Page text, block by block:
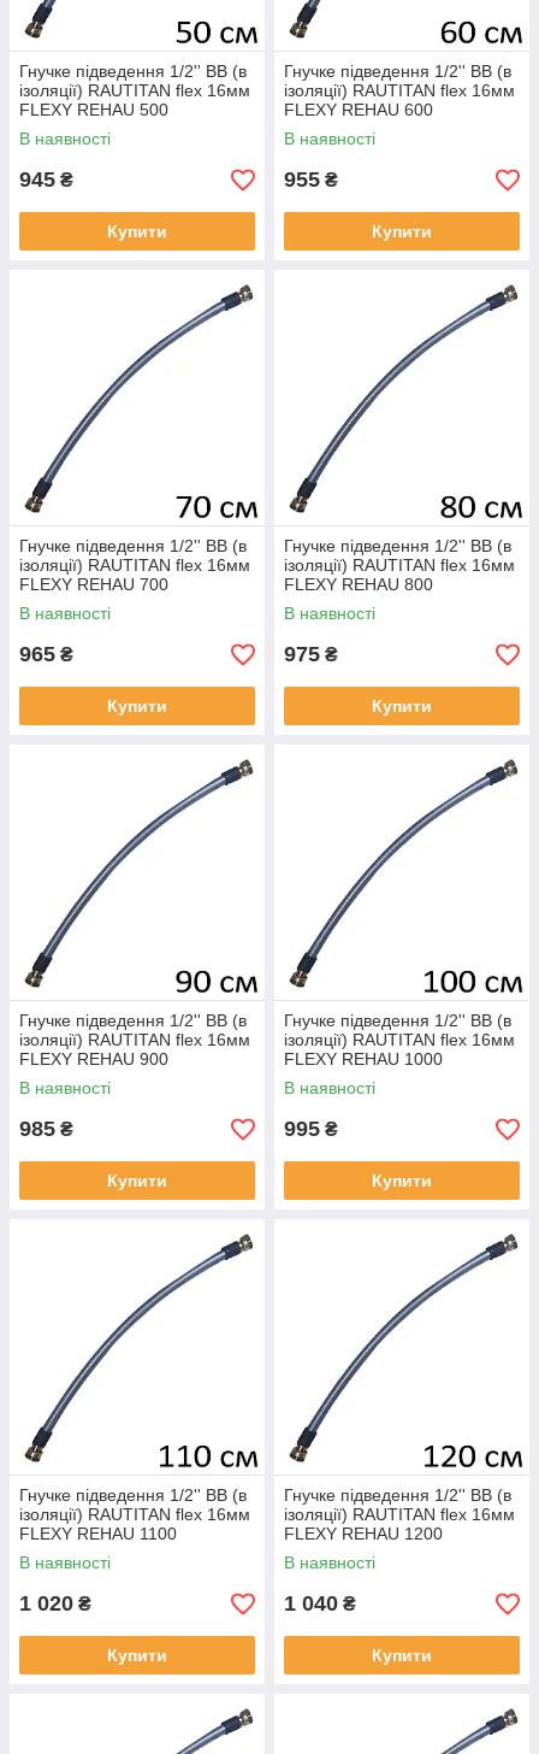
Гнучке підведення 1/2'' ВВ (в
ізоляції) RAUTITAN flex 16мм
FLEXY REHAU 500
В наявності
945 ₴
Купити
Гнучке підведення 1/2'' ВВ (в
ізоляції) RAUTITAN flex 16мм
FLEXY REHAU 600
В наявності
955 ₴
Купити
Гнучке підведення 1/2'' ВВ (в
ізоляції) RAUTITAN flex 16мм
FLEXY REHAU 700
В наявності
965 ₴
Купити
Гнучке підведення 1/2'' ВВ (в
ізоляції) RAUTITAN flex 16мм
FLEXY REHAU 800
В наявності
975 ₴
Купити
Гнучке підведення 1/2'' ВВ (в
ізоляції) RAUTITAN flex 16мм
FLEXY REHAU 900
В наявності
985 ₴
Купити
Гнучке підведення 1/2'' ВВ (в
ізоляції) RAUTITAN flex 16мм
FLEXY REHAU 1000
В наявності
995 ₴
Купити
Гнучке підведення 1/2'' ВВ (в
ізоляції) RAUTITAN flex 16мм
FLEXY REHAU 1100
В наявності
1 020 ₴
Купити
Гнучке підведення 1/2'' ВВ (в
ізоляції) RAUTITAN flex 16мм
FLEXY REHAU 1200
В наявності
1 040 ₴
Купити